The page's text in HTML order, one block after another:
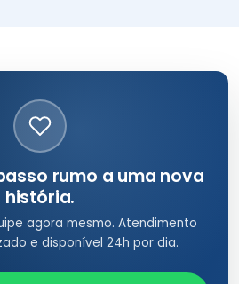
rumo a uma nova
história.
agora mesmo. Atendimento
e disponível 24h por dia.